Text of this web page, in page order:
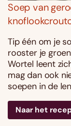
Soep van
Tip één om je
rooster je
Wortel leent
mag dan ook
soepen in de
Naar het